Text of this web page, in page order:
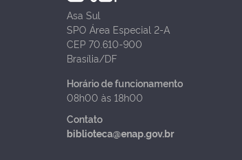
Asa Sul
SPO Área Especial 2-A
CEP 70.610-900
Brasília/DF
Horário de funcionamento
08h00 às 18h00
Contato
biblioteca@enap.gov.br